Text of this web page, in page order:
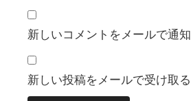
新しいコメントをメールで通知
新しい投稿をメールで受け取る